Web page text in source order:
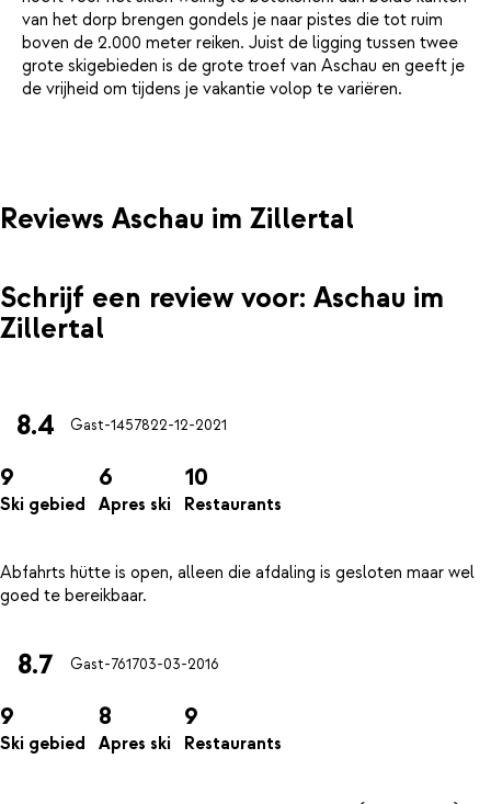
van het dorp brengen gondels je naar pistes die tot ruim
boven de 2.000 meter reiken. Juist de ligging tussen twee
grote skigebieden is de grote troef van Aschau en geeft je
de vrijheid om tijdens je vakantie volop te variëren.
Reviews Aschau im Zillertal
Schrijf een review voor: Aschau im
Zillertal
8.4 Gast-1457822-12-2021
9
Ski gebied
6
Apres ski
10
Restaurants
Abfahrts hütte is open, alleen die afdaling is gesloten maar wel
8.7 Gast-761703-03-2016
9
Ski gebied
8
Apres ski
9
Restaurants